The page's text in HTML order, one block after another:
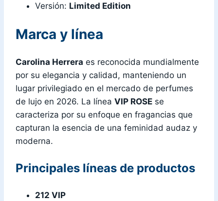
Versión: Limited Edition
Marca y línea
Carolina Herrera es reconocida mundialmente
por su elegancia y calidad, manteniendo un
lugar privilegiado en el mercado de perfumes
de lujo en 2026. La línea VIP ROSE se
caracteriza por su enfoque en fragancias que
capturan la esencia de una feminidad audaz y
moderna.
Principales líneas de productos
212 VIP